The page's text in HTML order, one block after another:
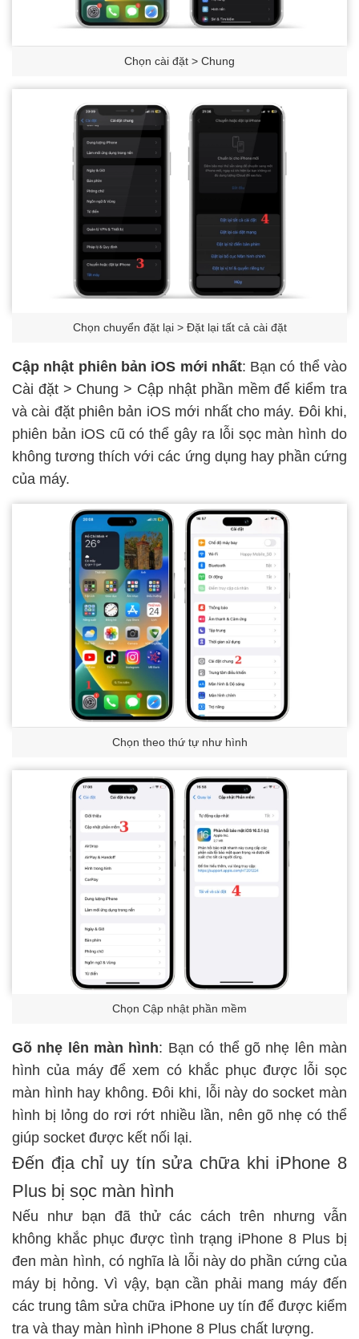
Chọn cài đặt > Chung
Chọn chuyển đặt lại > Đặt lại tất cả cài đặt
Cập nhật phiên bản iOS mới nhất: Bạn có thể vào
Cài đặt > Chung > Cập nhật phần mềm để kiểm tra
và cài đặt phiên bản iOS mới nhất cho máy. Đôi khi,
phiên bản iOS cũ có thể gây ra lỗi sọc màn hình do
không tương thích với các ứng dụng hay phần cứng
của máy.
Chọn theo thứ tự như hình
Chọn Cập nhật phần mềm
Gõ nhẹ lên màn hình: Bạn có thể gõ nhẹ lên màn
hình của máy để xem có khắc phục được lỗi sọc
màn hình hay không. Đôi khi, lỗi này do socket màn
hình bị lỏng do rơi rớt nhiều lần, nên gõ nhẹ có thể
giúp socket được kết nối lại.
Đến địa chỉ uy tín sửa chữa khi iPhone 8
Plus bị sọc màn hình
Nếu như bạn đã thử các cách trên nhưng vẫn
không khắc phục được tình trạng iPhone 8 Plus bị
đen màn hình, có nghĩa là lỗi này do phần cứng của
máy bị hỏng. Vì vậy, bạn cần phải mang máy đến
các trung tâm sửa chữa iPhone uy tín để được kiểm
tra và thay màn hình iPhone 8 Plus chất lượng.